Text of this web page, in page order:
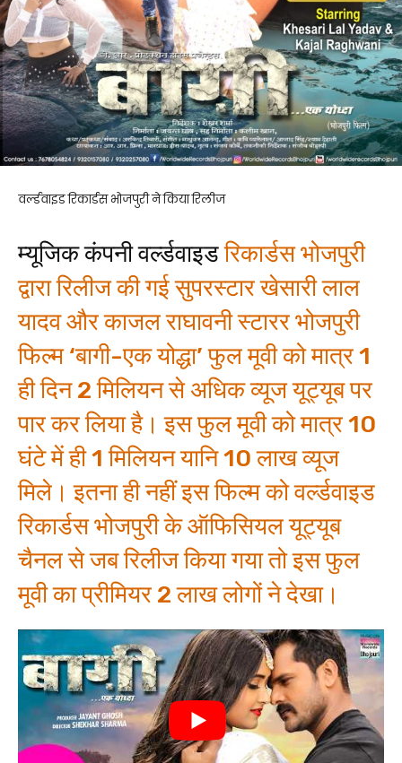
वर्ल्डवाइड रिकार्डस भोजपुरी ने किया रिलीज
म्यूजिक कंपनी वर्ल्डवाइडरिकार्डस भोजपुरी
द्वारा रिलीज की गई सुपरस्टार खेसारी लाल
यादव और काजल राघावनी स्टारर भोजपुरी
फिल्म ‘बागी-एक योद्धा’ फुल मूवी को मात्र 1
ही दिन 2 मिलियन से अधिक व्यूज यूट्यूब पर
पार कर लिया है। इस फुल मूवी को मात्र 10
घंटे में ही 1 मिलियन यानि 10 लाख व्यूज
मिले। इतना ही नहीं इस फिल्म को वर्ल्डवाइड
रिकार्डस भोजपुरी के ऑफिसियल यूट्यूब
चैनल से जब रिलीज किया गया तो इस फुल
मूवी का प्रीमियर 2 लाख लोगों ने देखा।